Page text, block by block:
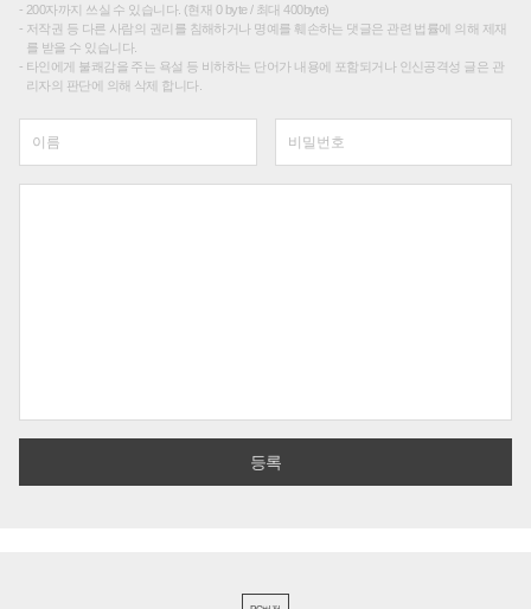
200자까지 쓰실 수 있습니다. (현재 0 byte / 최대 400byte)
저작권 등 다른 사람의 권리를 침해하거나 명예를 훼손하는 댓글은 관련 법률에 의해 제재
를 받을 수 있습니다.
타인에게 불쾌감을 주는 욕설 등 비하하는 단어가 내용에 포함되거나 인신공격성 글은 관
리자의 판단에 의해 삭제 합니다.